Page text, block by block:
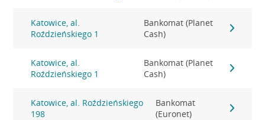
Katowice, al.
Roździeńskiego 1
Bankomat (Planet
Cash)
Katowice, al.
Roździeńskiego 1
Bankomat (Planet
Cash)
Katowice, al. Roździeńskiego
198
Bankomat
(Euronet)